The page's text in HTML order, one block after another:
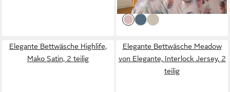
lieferbar - in 6-8 Werktagen bei dir
Elegante Bettwäsche Highlife,
Mako Satin, 2 teilig
Elegante Bettwäsche Meadow
von Elegante, Interlock Jersey, 2
teilig